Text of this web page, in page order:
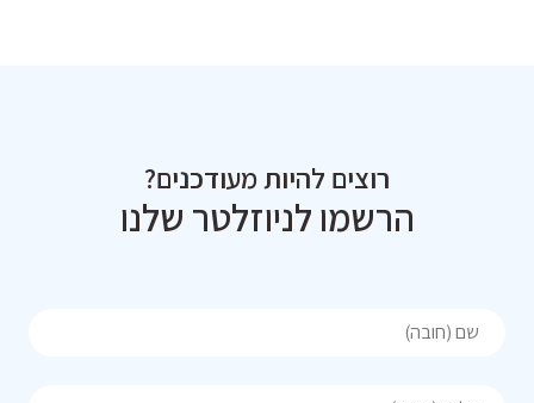
רוצים להיות מעודכנים?
הרשמו לניוזלטר שלנו